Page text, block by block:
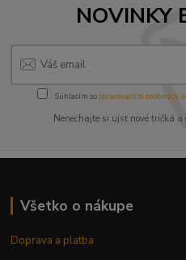
NOVINKY
Súhlasím sospracovaním osobných
Nenechajte si ujsť nové tričká
Všetko o nákupe
Doprava a platba